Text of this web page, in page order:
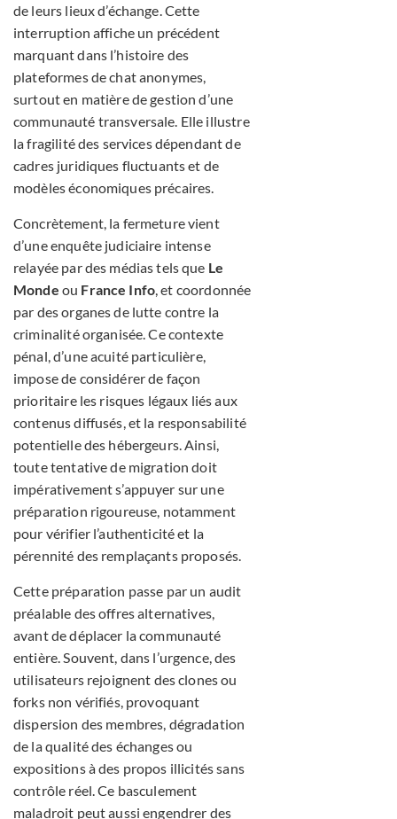
de leurs lieux d’échange. Cette
interruption affiche un précédent
marquant dans l’histoire des
plateformes de chat anonymes,
surtout en matière de gestion d’une
communauté transversale. Elle illustre
la fragilité des services dépendant de
cadres juridiques fluctuants et de
modèles économiques précaires.
Concrètement, la fermeture vient
d’une enquête judiciaire intense
relayée par des médias tels que Le
Monde ou France Info , et coordonnée
par des organes de lutte contre la
criminalité organisée. Ce contexte
pénal, d’une acuité particulière,
impose de considérer de façon
prioritaire les risques légaux liés aux
contenus diffusés, et la responsabilité
potentielle des hébergeurs. Ainsi,
toute tentative de migration doit
impérativement s’appuyer sur une
préparation rigoureuse, notamment
pour vérifier l’authenticité et la
pérennité des remplaçants proposés.
Cette préparation passe par un audit
préalable des offres alternatives,
avant de déplacer la communauté
entière. Souvent, dans l’urgence, des
utilisateurs rejoignent des clones ou
forks non vérifiés, provoquant
dispersion des membres, dégradation
de la qualité des échanges ou
expositions à des propos illicités sans
contrôle réel. Ce basculement
maladroit peut aussi engendrer des